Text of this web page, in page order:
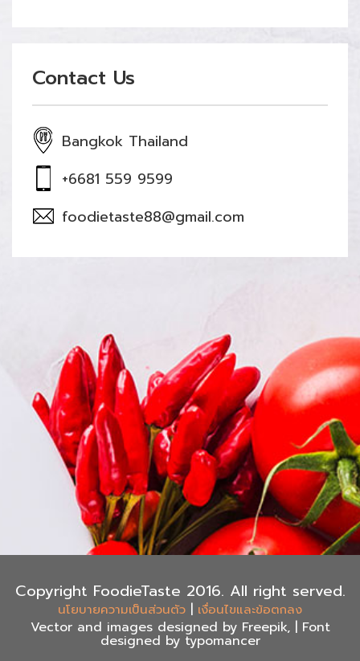
Contact Us
Bangkok Thailand
+6681 559 9599
foodietaste88@gmail.com
Copyright FoodieTaste 2016. All right served.
นโยบายความเป็นส่วนตัว | เงื่อนไขและข้อตกลง
Vector and images designed by Freepik, | Font
designed by typomancer